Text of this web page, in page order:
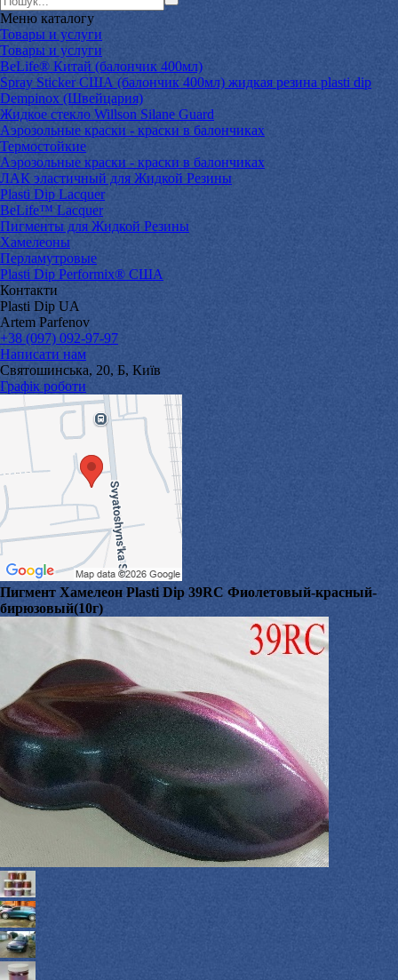
Меню каталогу
Товары и услуги
Товары и услуги
BeLife® Китай (балончик 400мл)
Spray Sticker США (балончик 400мл) жидкая резина plasti dip
Dempinox (Швейцария)
Жидкое стекло Willson Silane Guard
Аэрозольные краски - краски в балончиках
Термостойкие
Аэрозольные краски - краски в балончиках
ЛАК эластичный для Жидкой Резины
Plasti Dip Lacquer
BeLife™ Lacquer
Пигменты для Жидкой Резины
Хамелеоны
Перламутровые
Plasti Dip Performix® США
Контакти
Plasti Dip UA
Artem Parfenov
+38 (097) 092-97-97
Написати нам
Святошинська, 20, Б, Київ
Графік роботи
Пигмент Хамелеон Plasti Dip 39RC Фиолетовый-красный-
бирюзовый(10г)